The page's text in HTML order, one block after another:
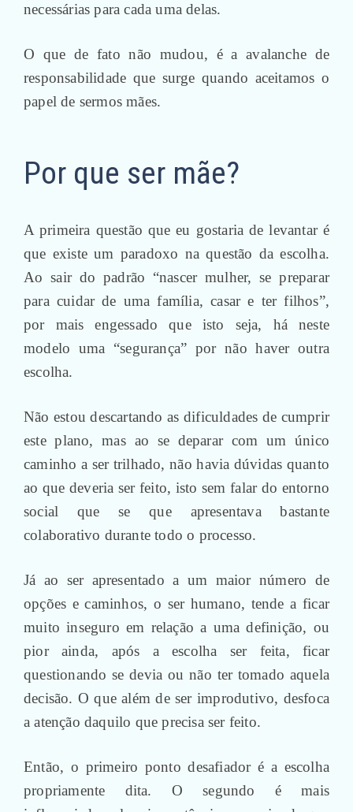
necessárias para cada uma delas.
O que de fato não mudou, é a avalanche de
responsabilidade que surge quando aceitamos o
papel de sermos mães.
Por que ser mãe?
A primeira questão que eu gostaria de levantar é
que existe um paradoxo na questão da escolha.
Ao sair do padrão “nascer mulher, se preparar
para cuidar de uma família, casar e ter filhos”,
por mais engessado que isto seja, há neste
modelo uma “segurança” por não haver outra
escolha.
Não estou descartando as dificuldades de cumprir
este plano, mas ao se deparar com um único
caminho a ser trilhado, não havia dúvidas quanto
ao que deveria ser feito, isto sem falar do entorno
social que se que apresentava bastante
colaborativo durante todo o processo.
Já ao ser apresentado a um maior número de
opções e caminhos, o ser humano, tende a ficar
muito inseguro em relação a uma definição, ou
pior ainda, após a escolha ser feita, ficar
questionando se devia ou não ter tomado aquela
decisão. O que além de ser improdutivo, desfoca
a atenção daquilo que precisa ser feito.
Então, o primeiro ponto desafiador é a escolha
propriamente dita. O segundo é mais